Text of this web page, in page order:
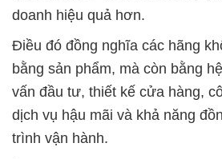
doanh hiệu quả hơn.
Điều đó đồng nghĩa các hãng
bằng sản phẩm, mà còn bằng
vấn đầu tư, thiết kế cửa hàng,
dịch vụ hậu mãi và khả năng
trình vận hành.